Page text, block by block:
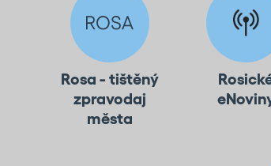
Rosa - tištěný
zpravodaj
města